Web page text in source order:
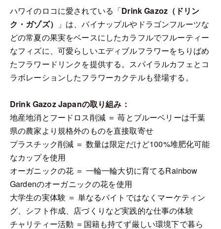
ハワイのロコに愛されている「Drink Gazoz（ドリン
ク・ガゾズ）
」は、パイナップルやドラゴンフルーツな
どの常夏の果実をベースにしたカラフルでフルーティー
なフィズに、可愛らしいエディブルフラワーをちりばめ
たフラワードリンクを提供する。スパイラルカフェとコ
ラボレーションしたフラワーカクテルも登場する。
Drink Gazoz Japanの取り組み：
地産地消とフードロス削減 ＝ 苺とブルーベリーは千葉
県の農家より規格外のものを直接取寄せ
プラスチック削減 ＝ 数量は限定だけど100%堆肥化可能
なカップを使用
オーガニックの花 ＝ 一輪一輪大切に育てるRainbow
Gardenのオーガニックの花を使用
大学生の実体験 ＝ 単なるバイトではなくマーケティン
グ、シフト作成、店づくりなど実践的な仕事の体験
チャリティー活動 ＝国籍も持てず厳しい環境下で暮ら